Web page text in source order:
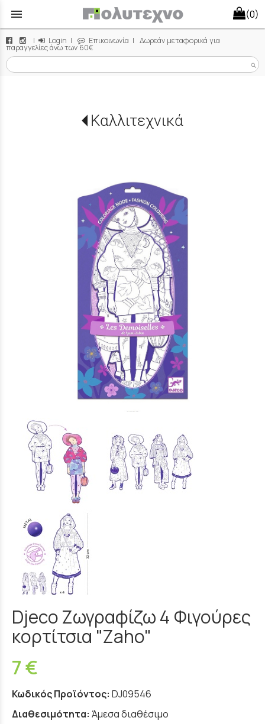
menu (0)
| Login | Επικοινωνία | Δωρεάν μεταφορικά για
παραγγελίες άνω των 60€
search
Καλλιτεχνικά
Djeco Ζωγραφίζω 4 Φιγούρες
κορτίτσια "Zaho"
7 €
Κωδικός Προϊόντος: DJ09546
Διαθεσιμότητα: Άμεσα διαθέσιμο